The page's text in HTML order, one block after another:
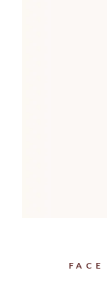
FACE